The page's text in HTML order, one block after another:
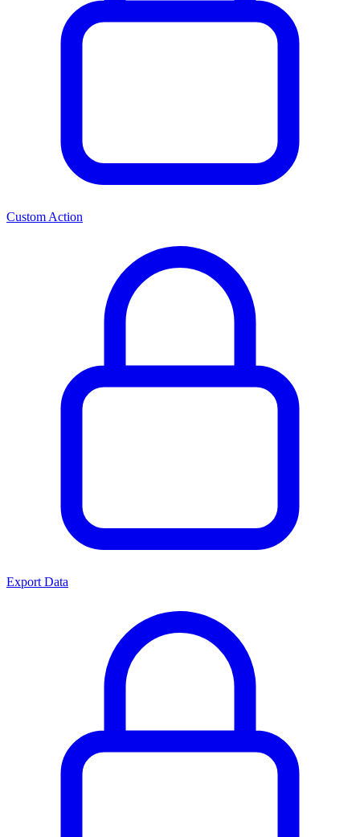
Custom Action
Export Data